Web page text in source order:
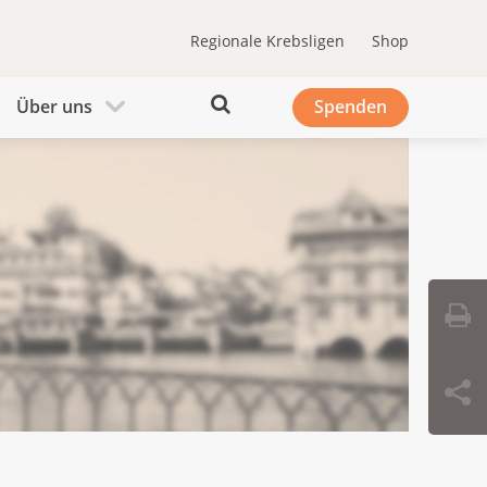
Regionale Krebsligen Shop
Über uns Spenden